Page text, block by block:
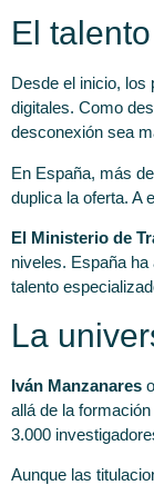
El
Desde el inicio, los
digitales. Como
desconexión sea
En España, más
duplica la oferta. A
El Ministerio de
niveles. España
talento
La
Iván Manzanares
allá de la
3.000
Aunque las